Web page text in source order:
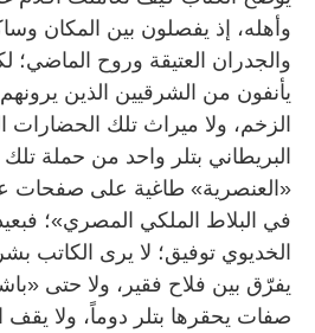
وأهله، إذ يفصلون بين المكان
والجدران العتيقة وروح الماضي؛
يأنفون من الشرقيين الذين
الزخم، ولا ميراث تلك الحضارات
البريطاني بتلر واحد من حملة تلك
«العنصرية» طاغية على صفحات
في البلاط الملكي المصري»؛
الخديوي توفيق؛ لا يرى الكاتب
يفرّق بين فلاح فقير، ولا حتى
صفات يحقرها بتلر دوماً، ولا يقف